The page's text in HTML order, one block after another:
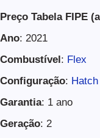
Preço Tabela FIPE
Ano: 2021
Combustível: Flex
Configuração: Hatch
Garantia: 1 ano
Geração: 2